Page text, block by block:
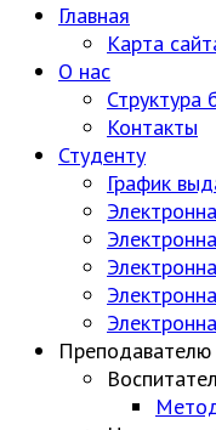
Главная
Карта
О нас
Структура
Контакты
Студенту
График
Преподавателю